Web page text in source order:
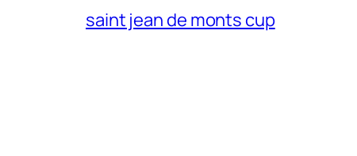
saint jean de monts cup